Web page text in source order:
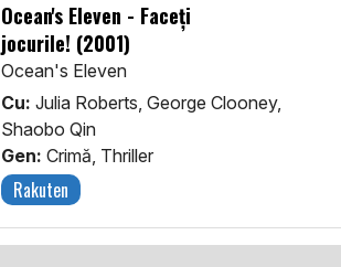
Ocean's Eleven - Faceți
jocurile! (2001)
Ocean's Eleven
Cu: Julia Roberts, George Clooney,
Shaobo Qin
Gen: Crimă, Thriller
Rakuten